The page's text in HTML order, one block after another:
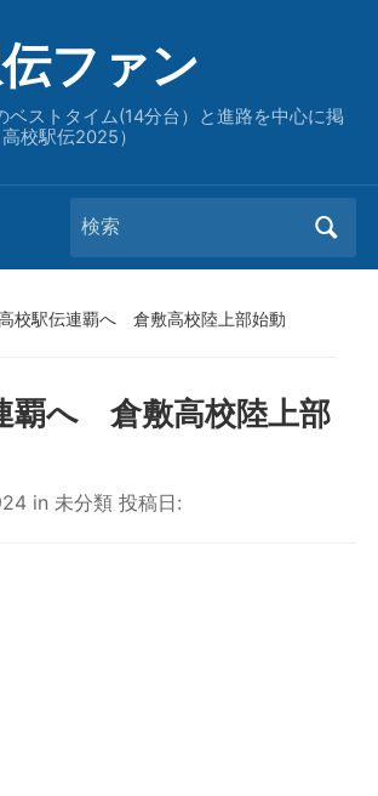
ファン
ストタイム(14分台）と進路を中心に掲
校駅伝2025）
Search
for:
校駅伝連覇へ 倉敷高校陸上部始動
覇へ 倉敷高校陸上部
in 未分類投稿日: